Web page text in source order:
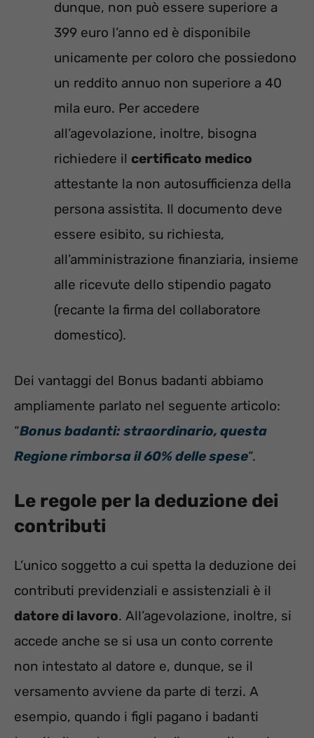
dunque, non può essere superiore a
399 euro l’anno ed è disponibile
unicamente per coloro che possiedono
un reddito annuo non superiore a 40
mila euro. Per accedere
all’agevolazione, inoltre, bisogna
richiedere il certificato medico
attestante la non autosufficienza della
persona assistita. Il documento deve
essere esibito, su richiesta,
all’amministrazione finanziaria, insieme
alle ricevute dello stipendio pagato
(recante la firma del collaboratore
domestico).
Dei vantaggi del Bonus badanti abbiamo
ampliamente parlato nel seguente articolo:
“Bonus badanti: straordinario, questa
Regione rimborsa il 60% delle spese“.
Le regole per la deduzione dei
contributi
L’unico soggetto a cui spetta la deduzione dei
contributi previdenziali e assistenziali è il
datore di lavoro. All’agevolazione, inoltre, si
accede anche se si usa un conto corrente
non intestato al datore e, dunque, se il
versamento avviene da parte di terzi. A
esempio, quando i figli pagano i badanti